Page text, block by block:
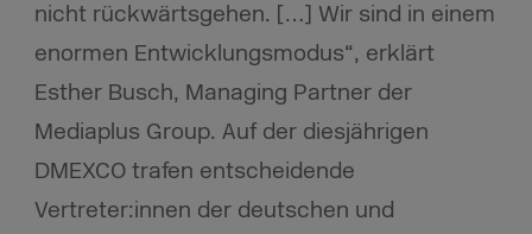
nicht rückwärtsgehen. […] Wir sind in einem
enormen Entwicklungsmodus“, erklärt
Esther Busch, Managing Partner der
Mediaplus Group. Auf der diesjährigen
DMEXCO trafen entscheidende
Vertreter:innen der deutschen und